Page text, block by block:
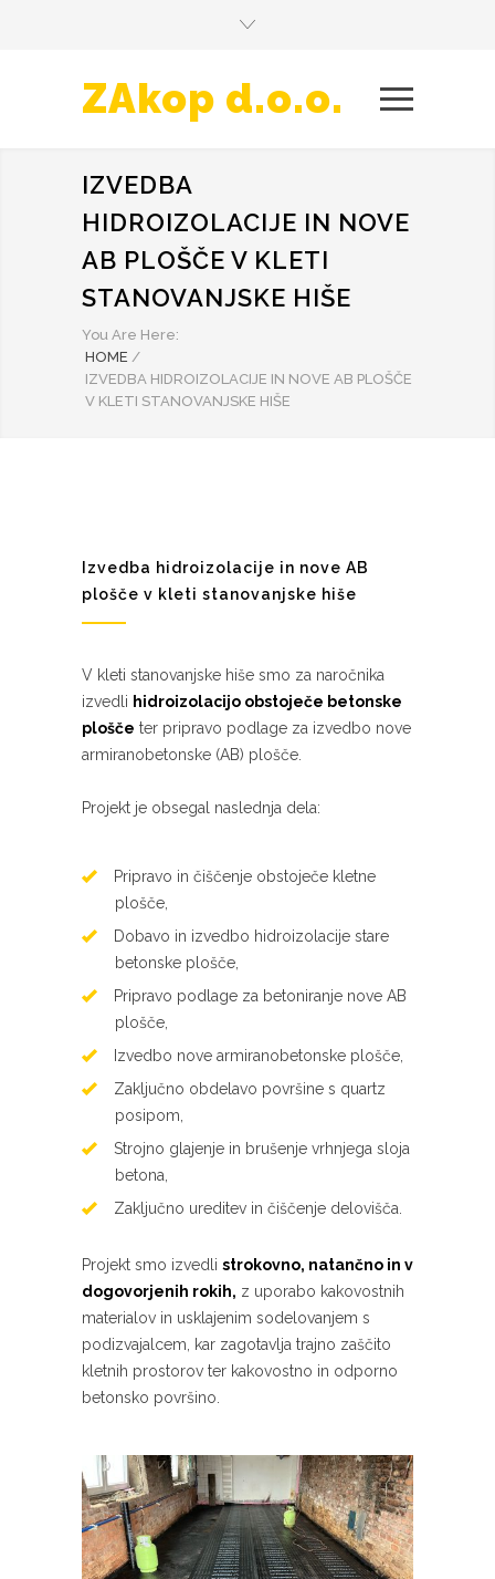
ZAkop d.o.o.
IZVEDBA
HIDROIZOLACIJE IN NOVE
AB PLOŠČE V KLETI
STANOVANJSKE HIŠE
You Are Here:
HOME /
IZVEDBA HIDROIZOLACIJE IN NOVE AB PLOŠČE
V KLETI STANOVANJSKE HIŠE
Izvedba hidroizolacije in nove AB
plošče v kleti stanovanjske hiše
V kleti stanovanjske hiše smo za naročnika
izvedli hidroizolacijo obstoječe betonske
plošče ter pripravo podlage za izvedbo nove
armiranobetonske (AB) plošče.
Projekt je obsegal naslednja dela:
Pripravo in čiščenje obstoječe kletne
plošče,
Dobavo in izvedbo hidroizolacije stare
betonske plošče,
Pripravo podlage za betoniranje nove AB
plošče,
Izvedbo nove armiranobetonske plošče,
Zaključno obdelavo površine s quartz
posipom,
Strojno glajenje in brušenje vrhnjega sloja
betona,
Zaključno ureditev in čiščenje delovišča.
Projekt smo izvedli strokovno, natančno in v
dogovorjenih rokih, z uporabo kakovostnih
materialov in usklajenim sodelovanjem s
podizvajalcem, kar zagotavlja trajno zaščito
kletnih prostorov ter kakovostno in odporno
betonsko površino.